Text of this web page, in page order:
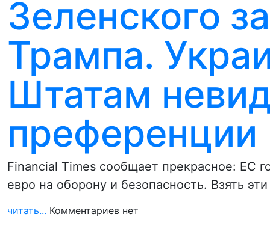
Зеленского
Трампа.
Штатам
преференции
Financial Times сообщает прекрасное: ЕС
евро на оборону и безопасность. Взять
читать... Комментариев нет